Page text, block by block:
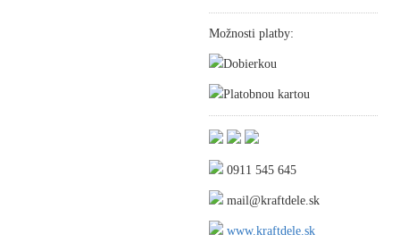
Možnosti platby:
Dobierkou
Platobnou kartou
0911 545 645
mail@kraftdele.sk
www.kraftdele.sk